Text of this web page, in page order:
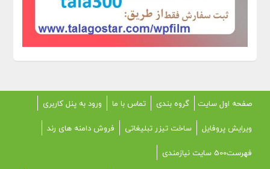
صفحه اول سایت گروه بندی تماس با ما
ورود به پنل کاربری
ویرایش پروفایل
ساخت تیزر تبلیغاتی
فروش دامنه های رند
فهرست500 سایت نیازمندی